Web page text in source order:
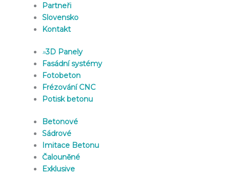
Partneři
Slovensko
Kontakt
»3D Panely
Fasádní systémy
Fotobeton
Frézování CNC
Potisk betonu
Betonové
Sádrové
Imitace Betonu
Čalouněné
Exklusive